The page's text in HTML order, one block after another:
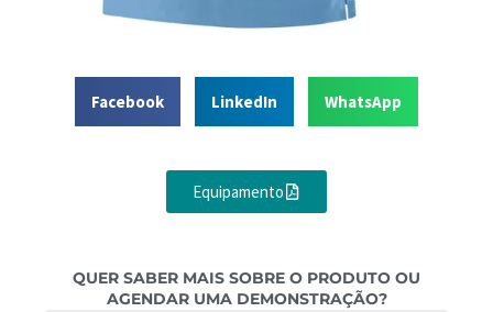
Facebook LinkedIn WhatsApp
Equipamento
QUER SABER MAIS SOBRE O PRODUTO OU
AGENDAR UMA DEMONSTRAÇÃO?